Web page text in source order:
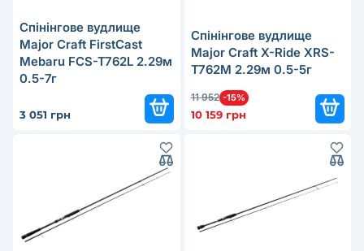
Спінінгове вудлище
Major Craft FirstCast
Mebaru FCS-T762L 2.29м
0.5-7г
3 051 грн
Спінінгове вудлище
Major Craft X-Ride XRS-
T762M 2.29м 0.5-5г
11 952 -15%
10 159 грн